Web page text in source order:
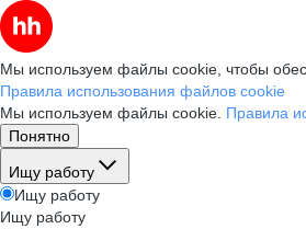
Мы используем файлы cookie, чтобы
Правила использования файлов cookie
Мы используем файлы cookie. Правила
Понятно
Ищу работу
Ищу работу
Ищу работу